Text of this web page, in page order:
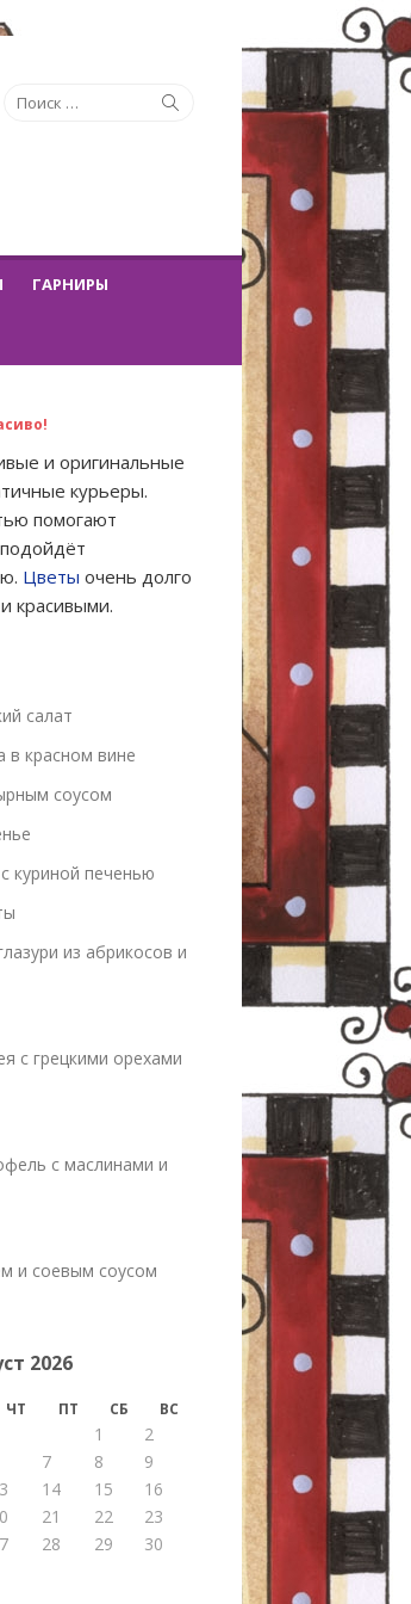
Искать:
ГАРНИРЫ
и оригинальные
курьеры.
помогают
Цветы очень долго
красивыми.
салат
в красном вине
соусом
куриной печенью
из абрикосов и
с грецкими орехами
с маслинами и
и соевым соусом
2026
ЧТ ПТ СБ ВС
1
2
7 8
9
14 15
16
21 22
23
28 29
30